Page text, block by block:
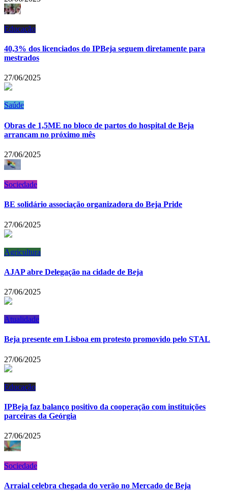
Educação
40,3% dos licenciados do IPBeja seguem diretamente para
mestrados
27/06/2025
Saúde
Obras de 1,5ME no bloco de partos do hospital de Beja
arrancam no próximo mês
27/06/2025
Sociedade
BE solidário associação organizadora do Beja Pride
27/06/2025
Agricultura
AJAP abre Delegação na cidade de Beja
27/06/2025
Atualidade
Beja presente em Lisboa em protesto promovido pelo STAL
27/06/2025
Educação
IPBeja faz balanço positivo da cooperação com instituições
parceiras da Geórgia
27/06/2025
Sociedade
Arraial celebra chegada do verão no Mercado de Beja